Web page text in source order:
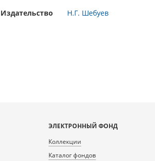
Издательство
Н.Г. Шебуев
ЭЛЕКТРОННЫЙ ФОНД
Коллекции
Каталог фондов